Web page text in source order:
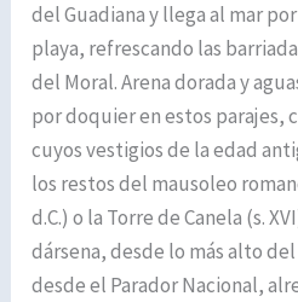
del Guadiana y llega al mar
playa, refrescando las
del Moral. Arena dorada y
por doquier en estos parajes,
cuyos vestigios de la edad
los restos del mausoleo
d.C.) o la Torre de Canela (s.
dársena, desde lo más alto
desde el Parador Nacional,